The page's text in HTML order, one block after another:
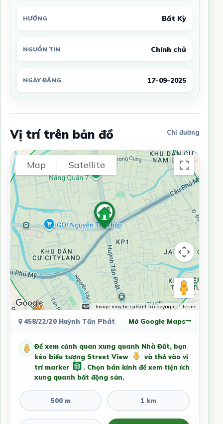
HƯỚNG Bất Kỳ
NGUỒN TIN Chính chủ
NGÀY ĐĂNG 17-09-2025
Vị trí trên bản đồ Chỉ đường
Map Satellite
Image may be subject to copyright Terms
458/22/20 Huỳnh Tấn Phát Mở Google Maps
Để xem cảnh quan xung quanh Nhà Đất, bạn
kéo biểu tượng Street View
và thả vào vị
trí marker
. Chọn bán kính để xem tiện ích
xung quanh bất động sản.
500 m 1 km